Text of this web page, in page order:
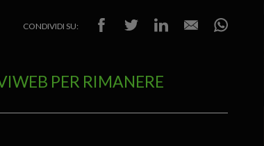
CONDIVIDI SU:
PER RIMANERE